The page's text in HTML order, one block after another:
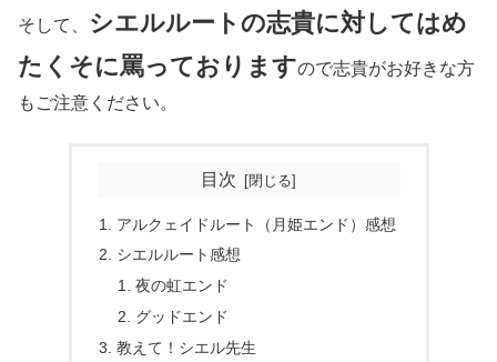
そして、
シエルルートの志貴に対してはめ
たくそに罵っておりますので志貴がお好きな方
もご注意ください。
目次
アルクェイドルート（月姫エンド）感想
シエルルート感想
夜の虹エンド
グッドエンド
教えて！シエル先生